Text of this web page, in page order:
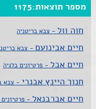
מספר תוצאות:1175
חוה וול - צבא בריטניה
חיים אבינועם - צבא
חיים אבל - פרטיזנים בלגיה
חנוך היינץ אבנרי - צבא
חיים אברבנאל - פרטיזנים